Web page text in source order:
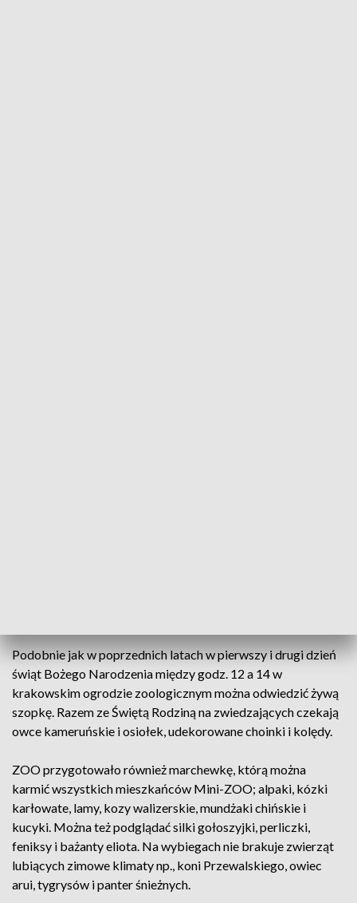
Podobnie jak w poprzednich latach w pierwszy i drugi dzień
świąt Bożego Narodzenia między godz. 12 a 14 w
krakowskim ogrodzie zoologicznym można odwiedzić żywą
szopkę. Razem ze Świętą Rodziną na zwiedzających czekają
owce kameruńskie i osiołek, udekorowane choinki i kolędy.
ZOO przygotowało również marchewkę, którą można
karmić wszystkich mieszkańców Mini-ZOO; alpaki, kózki
karłowate, lamy, kozy walizerskie, mundżaki chińskie i
kucyki. Można też podglądać silki gołoszyjki, perliczki,
feniksy i bażanty eliota. Na wybiegach nie brakuje zwierząt
lubiących zimowe klimaty np., koni Przewalskiego, owiec
arui, tygrysów i panter śnieżnych.